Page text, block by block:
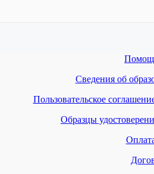
Сведения об
Пользовательское
Образцы